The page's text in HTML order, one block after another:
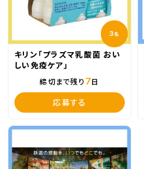
3名
キリン「プラズマ乳酸菌 おい
しい免疫ケア」
締切まで残り 7日
応募する